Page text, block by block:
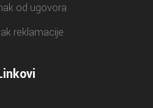
od ugovora
reklamacije